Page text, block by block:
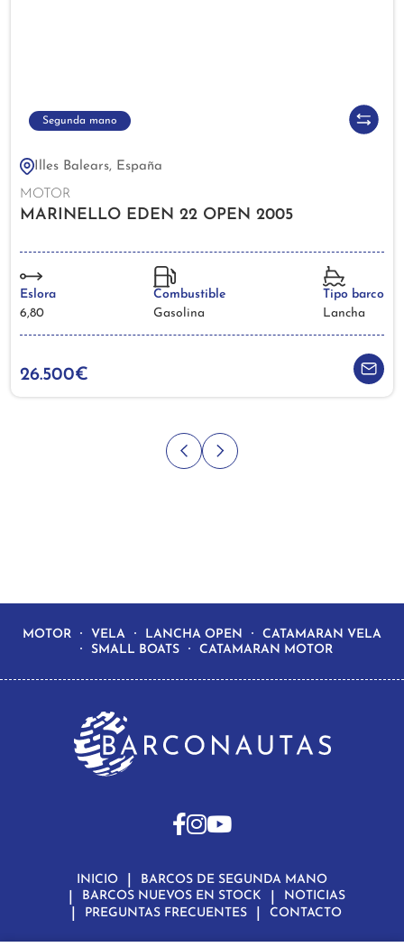
Segunda mano
Illes Balears, España
MOTOR
MARINELLO EDEN 22 OPEN 2005
Eslora
6,80
Combustible
Gasolina
Tipo barco
Lancha
26.500€
MOTOR VELA LANCHA OPEN
CATAMARAN VELA
SMALL BOATS
CATAMARAN MOTOR
INICIO
BARCOS DE SEGUNDA MANO
BARCOS NUEVOS EN STOCK
NOTICIAS
PREGUNTAS FRECUENTES
CONTACTO